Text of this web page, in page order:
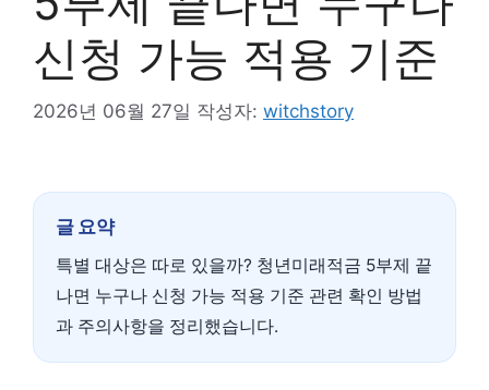
신청 가능 적용 기준
2026년 06월 27일 작성자: witchstory
글 요약
특별 대상은 따로 있을까? 청년미래적금 5부제 끝
나면 누구나 신청 가능 적용 기준 관련 확인 방법
과 주의사항을 정리했습니다.